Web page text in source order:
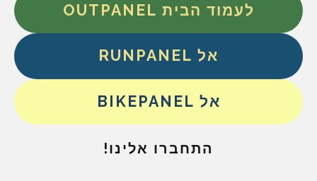
לעמוד הבית OUTPANEL
אל RUNPANEL
אל BIKEPANEL
התחברו אלינו!